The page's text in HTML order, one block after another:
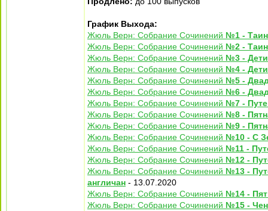
График Выхода:
Жюль Верн: Собрание Сочинений №1 -
Жюль Верн: Собрание Сочинений №2 -
Жюль Верн: Собрание Сочинений №3 - Дети
Жюль Верн: Собрание Сочинений №4 - Дети
Жюль Верн: Собрание Сочинений №5 -
Жюль Верн: Собрание Сочинений №6 -
Жюль Верн: Собрание Сочинений №7 -
Жюль Верн: Собрание Сочинений №8 -
Жюль Верн: Собрание Сочинений №9 -
Жюль Верн: Собрание Сочинений №10 - С
Жюль Верн: Собрание Сочинений №11 -
Жюль Верн: Собрание Сочинений №12 -
Жюль Верн: Собрание Сочинений №13 -
англичан - 13.07.2020
Жюль Верн: Собрание Сочинений №14 -
Жюль Верн: Собрание Сочинений №15 -